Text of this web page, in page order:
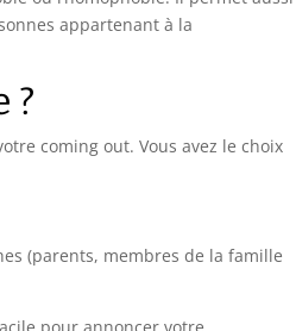
appartenant à la
?
coming out. Vous avez le choix
(parents, membres de la famille